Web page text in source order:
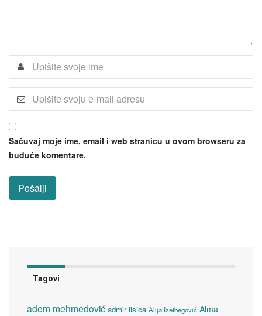
Sačuvaj moje ime, email i web stranicu u ovom browseru za
buduće komentare.
Tagovi
adem mehmedović admir lisica Alija Izetbegović Alma